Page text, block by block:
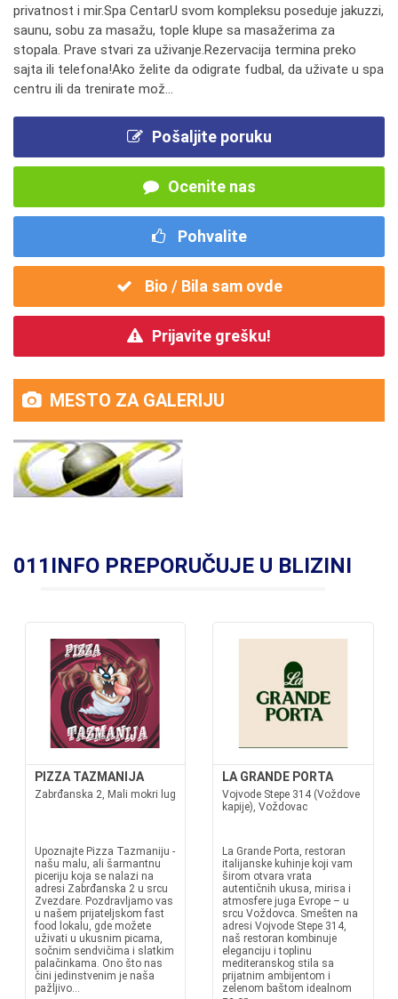
privatnost i mir.Spa CentarU svom kompleksu poseduje jakuzzi,
saunu, sobu za masažu, tople klupe sa masažerima za
stopala. Prave stvari za uživanje.Rezervacija termina preko
sajta ili telefona!Ako želite da odigrate fudbal, da uživate u spa
centru ili da trenirate mož...
Pošaljite poruku
Ocenite nas
Pohvalite
Bio / Bila sam ovde
Prijavite grešku!
MESTO ZA GALERIJU
011INFO PREPORUČUJE U BLIZINI
PIZZA TAZMANIJA
Zabrđanska 2, Mali mokri lug
Upoznajte Pizza Tazmaniju -
našu malu, ali šarmantnu
piceriju koja se nalazi na
adresi Zabrđanska 2 u srcu
Zvezdare. Pozdravljamo vas
u našem prijateljskom fast
food lokalu, gde možete
uživati u ukusnim picama,
sočnim sendvičima i slatkim
palačinkama. Ono što nas
čini jedinstvenim je naša
pažljivo...
LA GRANDE PORTA
Vojvode Stepe 314 (Voždove
kapije), Voždovac
La Grande Porta, restoran
italijanske kuhinje koji vam
širom otvara vrata
autentičnih ukusa, mirisa i
atmosfere juga Evrope – u
srcu Voždovca. Smešten na
adresi Vojvode Stepe 314,
naš restoran kombinuje
eleganciju i toplinu
mediteranskog stila sa
prijatnim ambijentom i
zelenom baštom idealnom